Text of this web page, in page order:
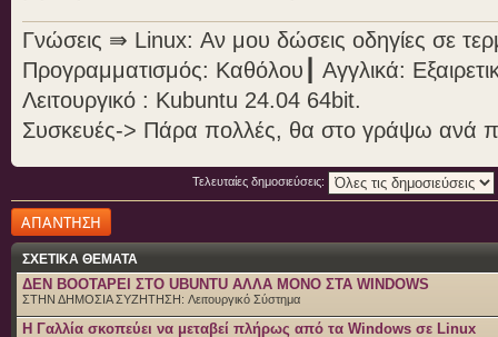
Γνώσεις ⇛ Linux: Αν μου δώσεις οδηγίες σε
Προγραμματισμός: Καθόλου┃ Αγγλικά:
Λειτουργικό : Kubuntu 24.04 64bit.
Συσκευές-> Πάρα πολλές, θα στο γράψω ανά
Τελευταίες δημοσιεύσεις:
Δημιουργία
απάντησης
ΣΧΕΤΙΚΑ ΘΕΜΑΤΑ
ΔΕΝ BOOTAΡΕΙ ΣΤΟ UBUNTU ΑΛΛΑ ΜΟΝΟ ΣΤΑ WINDOWS
ΣΤΗΝ ΔΗΜΟΣΙΑ ΣΥΖΗΤΗΣΗ: Λειτουργικό Σύστημα
H Γαλλία σκοπεύει να μεταβεί πλήρως από τα Windows σε Linux